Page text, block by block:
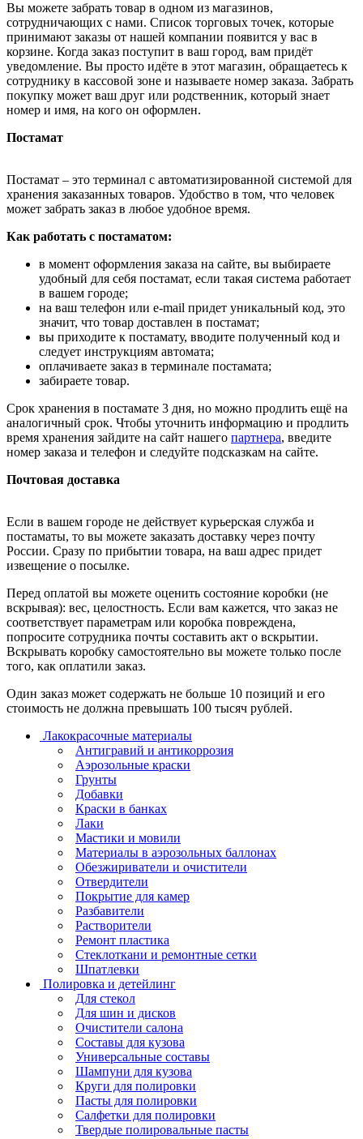
Вы можете забрать товар в одном из магазинов,
сотрудничающих с нами. Список торговых точек, которые
принимают заказы от нашей компании появится у вас в
корзине. Когда заказ поступит в ваш город, вам придёт
уведомление. Вы просто идёте в этот магазин, обращаетесь к
сотруднику в кассовой зоне и называете номер заказа. Забрать
покупку может ваш друг или родственник, который знает
номер и имя, на кого он оформлен.
Постамат
Постамат – это терминал с автоматизированной системой для
хранения заказанных товаров. Удобство в том, что человек
может забрать заказ в любое удобное время.
Как работать с постаматом:
в момент оформления заказа на сайте, вы выбираете
удобный для себя постамат, если такая система работает
в вашем городе;
на ваш телефон или e-mail придет уникальный код, это
значит, что товар доставлен в постамат;
вы приходите к постамату, вводите полученный код и
следует инструкциям автомата;
оплачиваете заказ в терминале постамата;
забираете товар.
Срок хранения в постамате 3 дня, но можно продлить ещё на
аналогичный срок. Чтобы уточнить информацию и продлить
время хранения зайдите на сайт нашего партнера, введите
номер заказа и телефон и следуйте подсказкам на сайте.
Почтовая доставка
Если в вашем городе не действует курьерская служба и
постаматы, то вы можете заказать доставку через почту
России. Сразу по прибытии товара, на ваш адрес придет
извещение о посылке.
Перед оплатой вы можете оценить состояние коробки (не
вскрывая): вес, целостность. Если вам кажется, что заказ не
соответствует параметрам или коробка повреждена,
попросите сотрудника почты составить акт о вскрытии.
Вскрывать коробку самостоятельно вы можете только после
того, как оплатили заказ.
Один заказ может содержать не больше 10 позиций и его
стоимость не должна превышать 100 тысяч рублей.
Лакокрасочные материалы
Антигравий и антикоррозия
Аэрозольные краски
Грунты
Добавки
Краски в банках
Лаки
Мастики и мовили
Материалы в аэрозольных баллонах
Обезжириватели и очистители
Отвердители
Покрытие для камер
Разбавители
Растворители
Ремонт пластика
Стеклоткани и ремонтные сетки
Шпатлевки
Полировка и детейлинг
Для стекол
Для шин и дисков
Очистители салона
Составы для кузова
Универсальные составы
Шампуни для кузова
Круги для полировки
Пасты для полировки
Салфетки для полировки
Твердые полировальные пасты